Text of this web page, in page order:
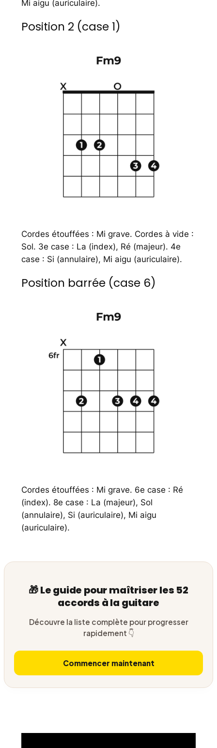
Mi aigu (auriculaire).
Position 2 (case 1)
Cordes étouffées : Mi grave. Cordes à vide :
Sol. 3e case : La (index), Ré (majeur). 4e
case : Si (annulaire), Mi aigu (auriculaire).
Position barrée (case 6)
Cordes étouffées : Mi grave. 6e case : Ré
(index). 8e case : La (majeur), Sol
(annulaire), Si (auriculaire), Mi aigu
(auriculaire).
🎁 Le guide pour maîtriser les 52
accords à la guitare
Découvre la liste complète pour progresser
rapidement 👇
Commencer maintenant